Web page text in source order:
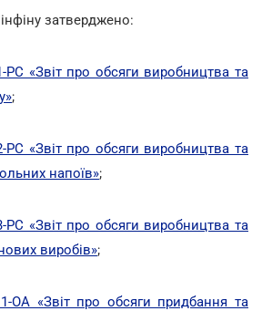
затверджено:
РС «Звіт про обсяги виробництва та
;
РС «Звіт про обсяги виробництва та
напоїв»;
РС «Звіт про обсяги виробництва та
виробів»;
ОА «Звіт про обсяги придбання та